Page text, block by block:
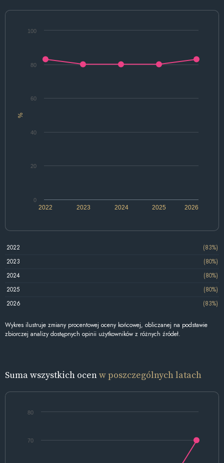
%
2022 2024 2026
2023 2025
0
20
40
60
80
100
2022
(83%)
2023
(80%)
2024
(80%)
2025
(80%)
2026
(83%)
Wykres ilustruje zmiany procentowej oceny końcowej, obliczanej na podstawie
zbiorczej analizy dostępnych opinii użytkowników z różnych źródeł.
Suma wszystkich ocenw poszczególnych latach
70
80